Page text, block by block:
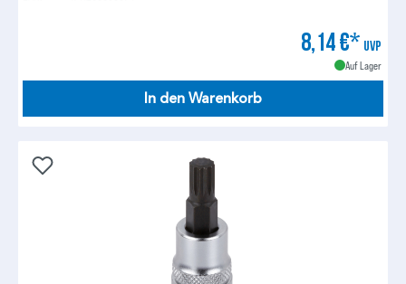
8,14 €* UVP
Auf Lager
In den Warenkorb